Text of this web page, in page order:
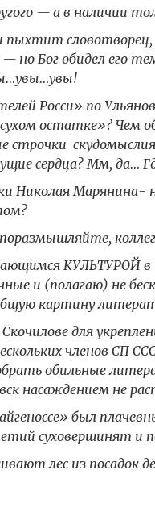
— а в наличии
словотворец,
— но Бог обидел
Росси» по
остатке»? Чем
строчки
сердца? Мм, да…
Николая
КУЛЬТУРОЙ
и (полагаю) не
картину
для
членов СП
обильные
насаждением не
был
суховершинят и
лес из посадок